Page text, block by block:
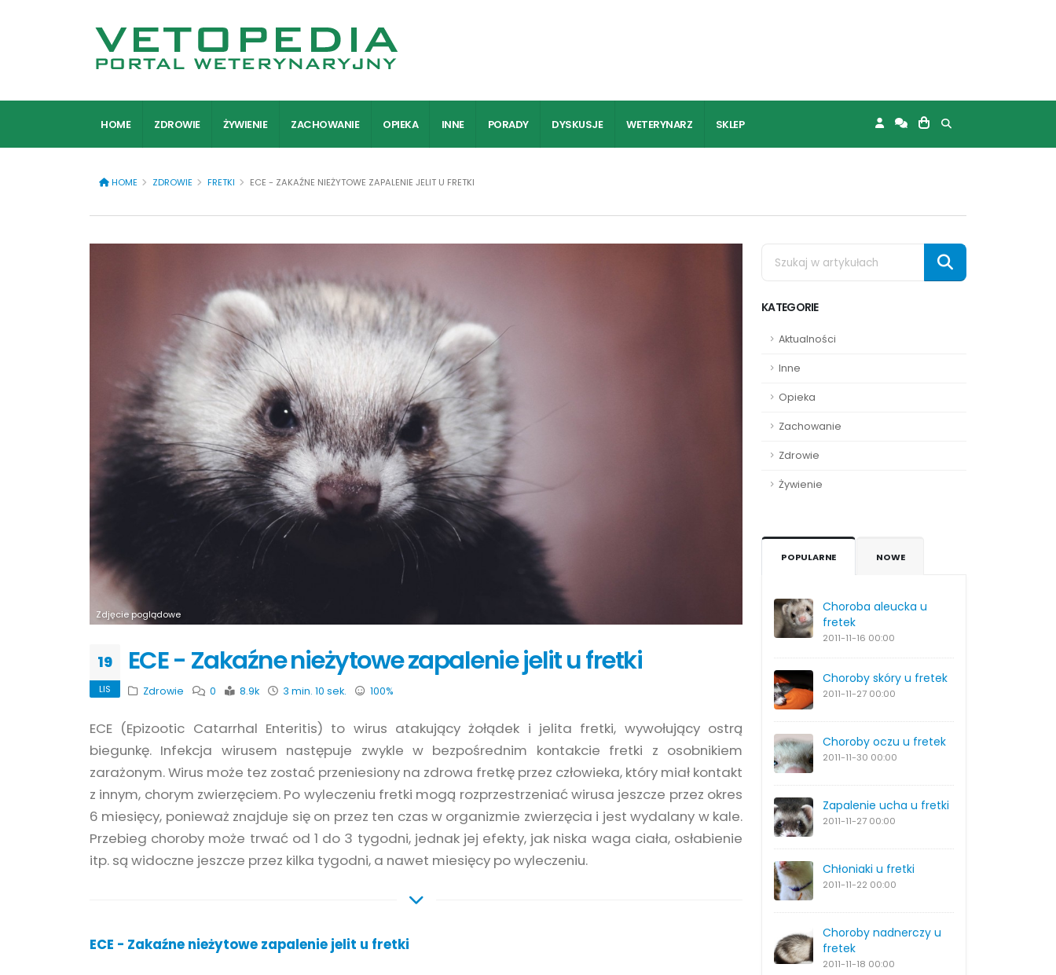
HOME ZDROWIE ŻYWIENIE ZACHOWANIE OPIEKA INNE PORADY DYSKUSJE WETERYNARZ SKLEP
HOME ZDROWIE FRETKI ECE - ZAKAŹNE NIEŻYTOWE ZAPALENIE JELIT U FRETKI
KATEGORIE
Aktualności
Inne
Opieka
Zachowanie
Zdrowie
Żywienie
POPULARNE NOWE
Choroba aleucka u
fretek
2011-11-16 00:00
Choroby skóry u fretek
2011-11-27 00:00
Choroby oczu u fretek
2011-11-30 00:00
Zapalenie ucha u fretki
2011-11-27 00:00
Chłoniaki u fretki
2011-11-22 00:00
Choroby nadnerczy u
fretek
2011-11-18 00:00
Zdjęcie poglądowe
19
LIS
ECE - Zakaźne nieżytowe zapalenie jelit u fretki
Zdrowie 0 8.9k 3 min. 10 sek. 100%
ECE (Epizootic Catarrhal Enteritis) to wirus atakujący żołądek i jelita fretki, wywołujący ostrą
biegunkę. Infekcja wirusem następuje zwykle w bezpośrednim kontakcie fretki z osobnikiem
zarażonym. Wirus może tez zostać przeniesiony na zdrowa fretkę przez człowieka, który miał kontakt
z innym, chorym zwierzęciem. Po wyleczeniu fretki mogą rozprzestrzeniać wirusa jeszcze przez okres
6 miesięcy, ponieważ znajduje się on przez ten czas w organizmie zwierzęcia i jest wydalany w kale.
Przebieg choroby może trwać od 1 do 3 tygodni, jednak jej efekty, jak niska waga ciała, osłabienie
itp. są widoczne jeszcze przez kilka tygodni, a nawet miesięcy po wyleczeniu.
ECE - Zakaźne nieżytowe zapalenie jelit u fretki